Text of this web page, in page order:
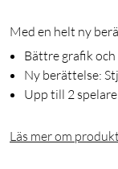
Med en helt ny
Bättre grafik
Ny berättelse:
Upp till 2 spelare
Läs mer om